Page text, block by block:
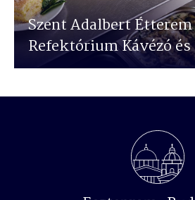
Szent Adalbert Étterem
Refektórium Kávézó és